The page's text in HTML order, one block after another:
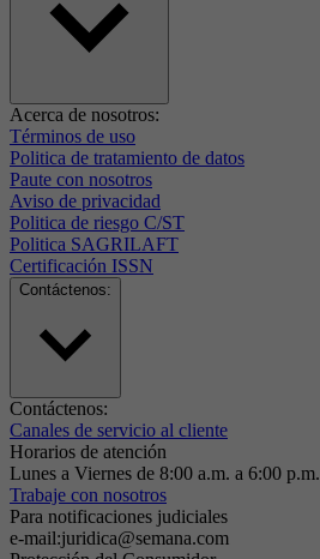
Acerca de nosotros:
Términos de uso
Politica de tratamiento de datos
Paute con nosotros
Aviso de privacidad
Politica de riesgo C/ST
Politica SAGRILAFT
Certificación ISSN
Contáctenos:
Contáctenos:
Canales de servicio al cliente
Horarios de atención
Lunes a Viernes de 8:00 a.m. a 6:00 p.m.
Trabaje con nosotros
Para notificaciones judiciales
e-mail:juridica@semana.com